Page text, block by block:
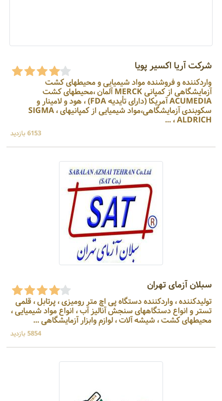
شرکت آریا اکسیر پویا
واردکننده و فروشنده مواد شیمیایی و محیطهای کشت
آزمایشگاهی از کمپانی MERCK آلمان ،محیطهای کشت
ACUMEDIA آمریکا (دارای تأیدیه FDA) ، هود و لامینار و
سکوبندی آزمایشگاهی،مواد شیمیایی از کمپانیهای SIGMA ،
ALDRICH ، ...
6153 بازدید
سبلان آزمای تهران
تولیدکننده ، واردکننده دستگاه پی اچ متر رومیزی ، پرتابل ، قلمی
تستر و انواع دستگاههای سنجش آنالیز آب ، انواع مواد شیمیایی ،
محیطهای کشت ، شیشه آلات ، لوازم وابزار آزمایشگاهی ...
5854 بازدید